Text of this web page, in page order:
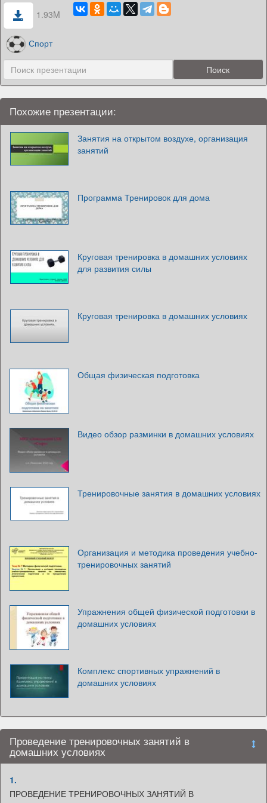
1.93M
Спорт
Похожие презентации:
Занятия на открытом воздухе, организация
занятий
Программа Тренировок для дома
Круговая тренировка в домашних условиях
для развития силы
Круговая тренировка в домашних условиях
Общая физическая подготовка
Видео обзор разминки в домашних условиях
Тренировочные занятия в домашних условиях
Организация и методика проведения учебно-
тренировочных занятий
Упражнения общей физической подготовки в
домашних условиях
Комплекс спортивных упражнений в
домашних условиях
Проведение тренировочных занятий в
домашних условиях
1.
ПРОВЕДЕНИЕ ТРЕНИРОВОЧНЫХ ЗАНЯТИЙ В